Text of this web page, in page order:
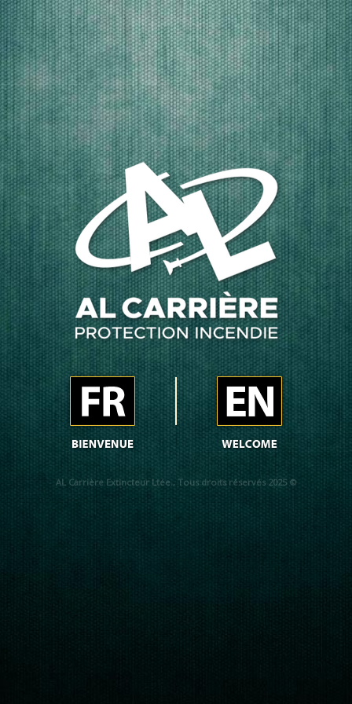
AL Carrière Extincteur Ltée., Tous droits réservés 2025 ©